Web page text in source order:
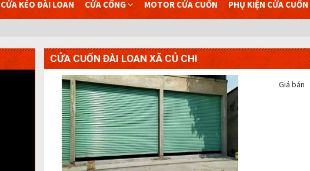
CỬA KÉO ĐÀI LOAN CỬA CỔNG MOTOR CỬA CUỐN PHỤ KIỆN CỬA CUỐN
CỬA CUỐN ĐÀI LOAN XÃ CỦ CHI
Giá bán